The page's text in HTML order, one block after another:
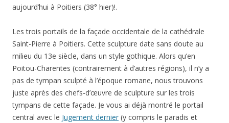
aujourd’hui à Poitiers (38° hier)!.
Les trois portails de la façade occidentale de la cathédrale
Saint-Pierre à Poitiers. Cette sculpture date sans doute au
milieu du 13e siècle, dans un style gothique. Alors qu’en
Poitou-Charentes (contrairement à d’autres régions), il n’y a
pas de tympan sculpté à l’époque romane, nous trouvons
juste après des chefs-d’œuvre de sculpture sur les trois
tympans de cette façade. Je vous ai déjà montré le portail
central avec le Jugement dernier (y compris le paradis et